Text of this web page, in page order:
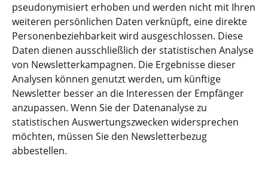
pseudonymisiert erhoben und werden nicht mit Ihren
weiteren persönlichen Daten verknüpft, eine direkte
Personenbeziehbarkeit wird ausgeschlossen. Diese
Daten dienen ausschließlich der statistischen Analyse
von Newsletterkampagnen. Die Ergebnisse dieser
Analysen können genutzt werden, um künftige
Newsletter besser an die Interessen der Empfänger
anzupassen. Wenn Sie der Datenanalyse zu
statistischen Auswertungszwecken widersprechen
möchten, müssen Sie den Newsletterbezug
abbestellen.